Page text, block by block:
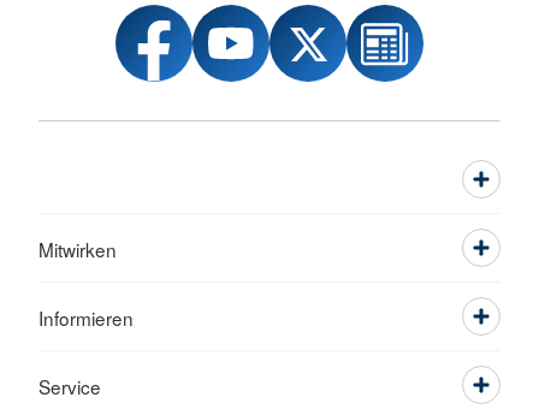
Mitwirken
Informieren
Service